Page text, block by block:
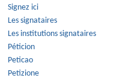
Signez ici
Les signataires
Les institutions signataires
Péticion
Peticao
Petizione